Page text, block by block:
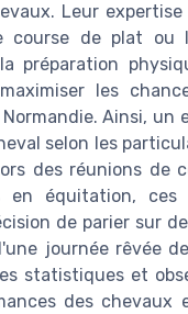
Leur
de plat ou
préparation
les
Ainsi,
selon les
des réunions de
en équitation,
de parier sur
journée rêvée
statistiques et
des